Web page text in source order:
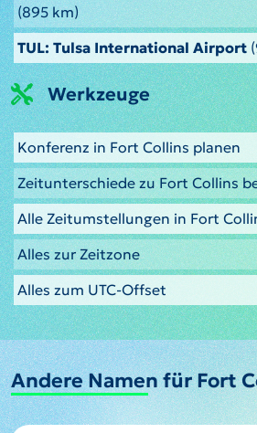
(895 km)
TUL: Tulsa International Airport
Werkzeuge
Konferenz in Fort Collins planen
Zeitunterschiede zu Fort Collins
Alle Zeitumstellungen in Fort
Alles zur Zeitzone
Alles zum UTC-Offset
Andere Namen für Fort